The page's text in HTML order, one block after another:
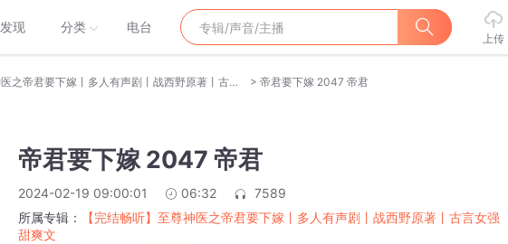
发现 分类 电台
上传
【完结畅听】至尊神医之帝君要下嫁丨多人有声剧丨战西野原著丨古言女强甜爽文 > 帝君要下嫁 2047 帝君
帝君要下嫁 2047 帝君
2024-02-19 09:00:01 06:32
7589
所属专辑：
【完结畅听】至尊神医之帝君要下嫁丨多人有声剧丨战西野原著丨古言女强
甜爽文